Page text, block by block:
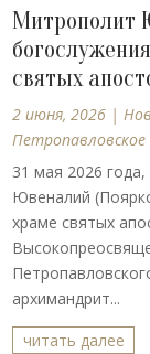
Митрополит
святых
2 июня, 2026 |
Петропавловское
31 мая 2026
Ювеналий
храме святых
архимандрит...
читать далее